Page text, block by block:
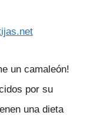
un camaleón!
por su
una dieta